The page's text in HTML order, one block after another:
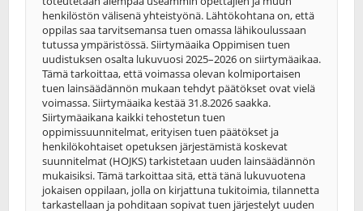
henkilöstön välisenä yhteistyönä. Lähtökohtana on, että
oppilas saa tarvitsemansa tuen omassa lähikoulussaan
tutussa ympäristössä. Siirtymäaika Oppimisen tuen
uudistuksen osalta lukuvuosi 2025–2026 on siirtymäaikaa.
Tämä tarkoittaa, että voimassa olevan kolmiportaisen
tuen lainsäädännön mukaan tehdyt päätökset ovat vielä
voimassa. Siirtymäaika kestää 31.8.2026 saakka.
Siirtymäaikana kaikki tehostetun tuen
oppimissuunnitelmat, erityisen tuen päätökset ja
henkilökohtaiset opetuksen järjestämistä koskevat
suunnitelmat (HOJKS) tarkistetaan uuden lainsäädännön
mukaisiksi. Tämä tarkoittaa sitä, että tänä lukuvuotena
jokaisen oppilaan, jolla on kirjattuna tukitoimia, tilannetta
tarkastellaan ja pohditaan sopivat tuen järjestelyt uuden